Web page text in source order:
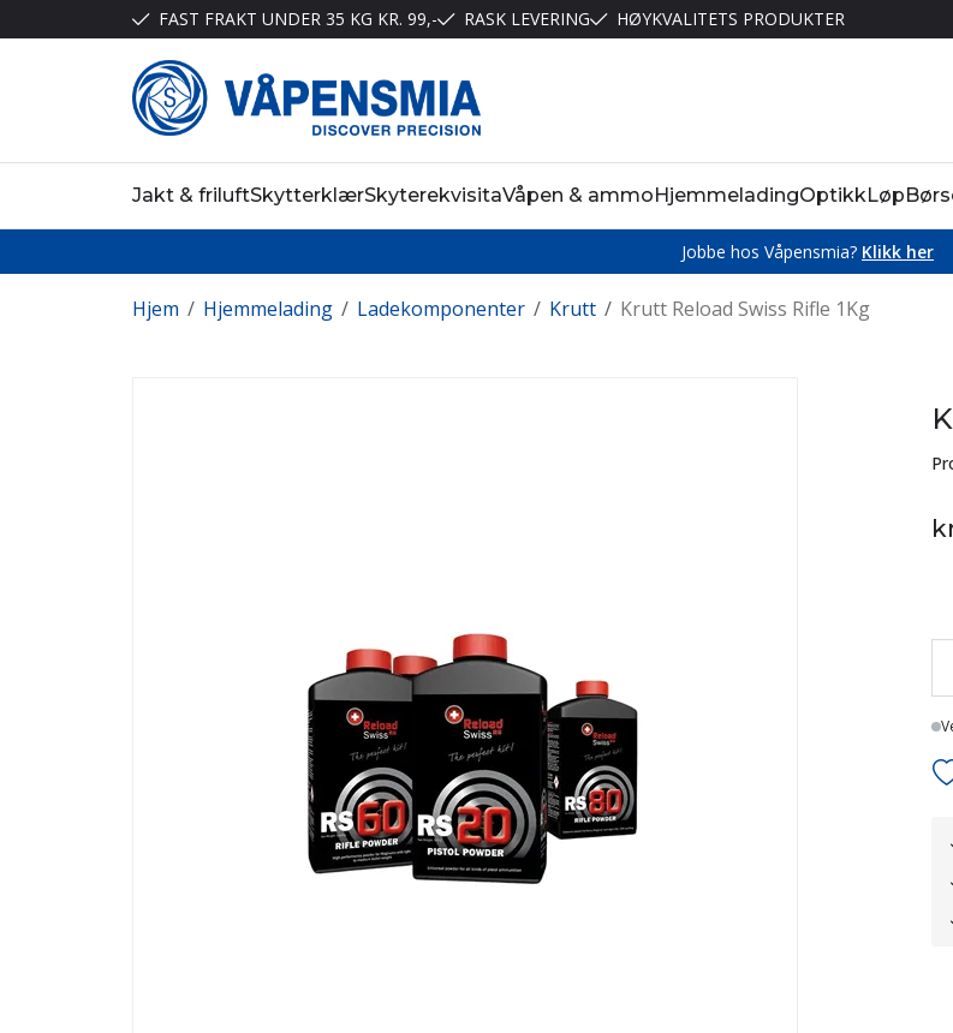
FAST FRAKT UNDER 35 KG KR. 99,- RASK LEVERING HØYKVALITETS PRODUKTER
Jakt & friluftSkytterklærSkyterekvisitaVåpen & ammoHjemmeladingOptikkLøp
Jobbe hos Våpensmia? Klikk her
/
Hjem /
Hjemmelading /
Ladekomponenter /
Krutt Krutt Reload Swiss Rifle 1Kg